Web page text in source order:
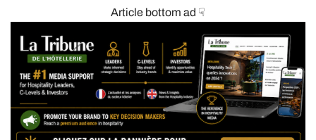
Article bottom ad ☟